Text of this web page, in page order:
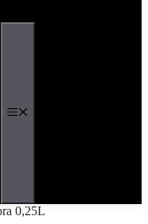
0,25L